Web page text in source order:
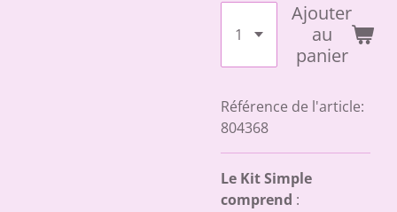
Ajouter
au
panier
Référence de l'article:
804368
Le Kit Simple
comprend :